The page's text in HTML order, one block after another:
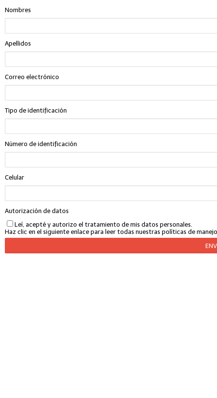
Nombres
Apellidos
Correo electrónico
Tipo de identificación
Número de identificación
Celular
Autorización de datos
Leí, acepté y autorizo el tratamiento de mis datos personales.
Haz clic en el siguiente enlace para leer todas nuestras políticas de